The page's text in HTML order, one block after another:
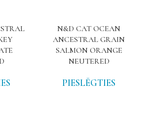
N&D CAT OCEAN
ANCESTRAL GRAIN
SALMON ORANGE
NEUTERED
PIESLĒGTIES